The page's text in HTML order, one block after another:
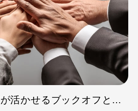
社員のアイデアが活かせるブックオフと地域社会とのつながり